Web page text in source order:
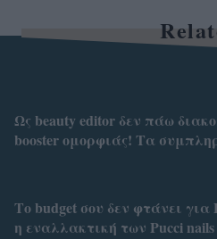
Ως beauty editor δεν πάω
booster ομορφιάς! Τα
Το budget σου δεν φτάνει
η εναλλακτική των Pucci nails